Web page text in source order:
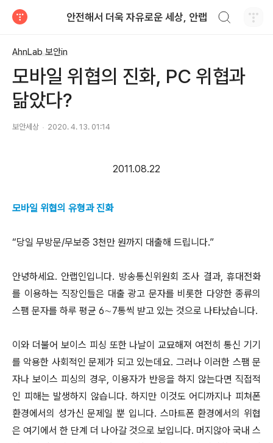
안전해서 더욱 자유로운 세상, 안랩
AhnLab 보안in
모바일 위협의 진화, PC 위협과
닮았다?
보안세상 2020. 4. 13. 01:14
2011.08.22
모바일 위협의 유형과 진화
“당일 무방문/무보증 3천만 원까지 대출해 드립니다.”
안녕하세요. 안랩인입니다. 방송통신위원회 조사 결과, 휴대전화
를 이용하는 직장인들은 대출 광고 문자를 비롯한 다양한 종류의
스팸 문자를 하루 평균 6∼7통씩 받고 있는 것으로 나타났습니다.
이와 더불어 보이스 피싱 또한 나날이 교묘해져 여전히 통신 기기
를 악용한 사회적인 문제가 되고 있는데요. 그러나 이러한 스팸 문
자나 보이스 피싱의 경우, 이용자가 반응을 하지 않는다면 직접적
인 피해는 발생하지 않습니다. 하지만 이것도 어디까지나 피쳐폰
환경에서의 성가신 문제일 뿐 입니다. 스마트폰 환경에서의 위협
은 여기에서 한 단계 더 나아갈 것으로 보입니다. 머지않아 국내 스